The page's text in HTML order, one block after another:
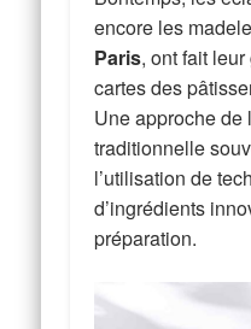
encore les
Paris, ont fait
cartes des
Une approche de
traditionnelle
l’utilisation de
d’ingrédients
préparation.